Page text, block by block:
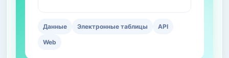
Данные Электронные таблицы API
Web